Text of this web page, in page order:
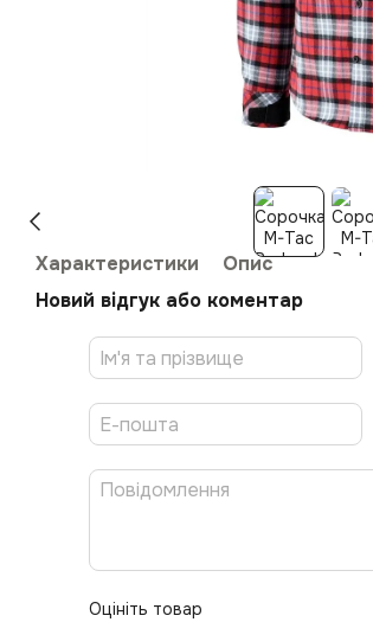
Характеристики
Опис
Новий відгук або коментар
Оцініть товар